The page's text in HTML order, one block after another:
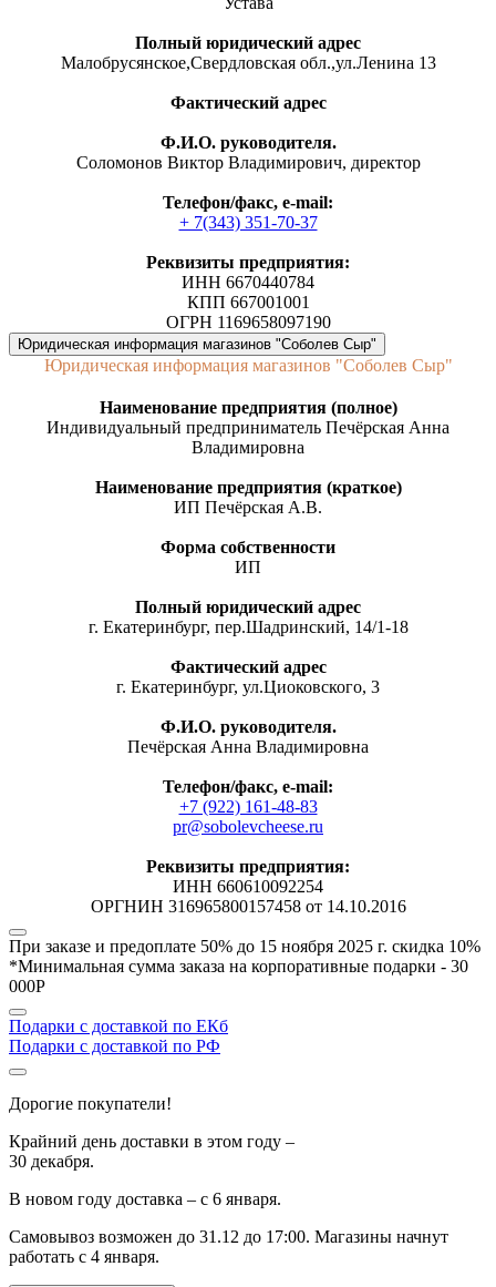
Полный юридический адрес
Малобрусянское,Свердловская обл.,ул.Ленина 13
Фактический адрес
Ф.И.О. руководителя.
Соломонов Виктор Владимирович, директор
Телефон/факс, е-mail:
+ 7(343) 351-70-37
Реквизиты предприятия:
ИНН 6670440784
КПП 667001001
ОГРН 1169658097190
Юридическая информация магазинов "Соболев Сыр"
Юридическая информация магазинов "Соболев Сыр"
Наименование предприятия (полное)
Индивидуальный предприниматель Печёрская Анна
Владимировна
Наименование предприятия (краткое)
ИП Печёрская А.В.
Форма собственности
ИП
Полный юридический адрес
г. Екатеринбург, пер.Шадринский, 14/1-18
Фактический адрес
г. Екатеринбург, ул.Циоковского, 3
Ф.И.О. руководителя.
Печёрская Анна Владимировна
Телефон/факс, е-mail:
+7 (922) 161-48-83
pr@sobolevcheese.ru
Реквизиты предприятия:
ИНН 660610092254
ОРГНИН 316965800157458 от 14.10.2016
При заказе и предоплате 50% до 15 ноября 2025 г. скидка 10%
*Минимальная сумма заказа на корпоративные подарки - 30
000Р
Подарки с доставкой по ЕКб
Подарки с доставкой по РФ
Дорогие покупатели!
Крайний день доставки в этом году –
30 декабря.
В новом году доставка – с 6 января.
Самовывоз возможен до 31.12 до 17:00. Магазины начнут
работать с 4 января.